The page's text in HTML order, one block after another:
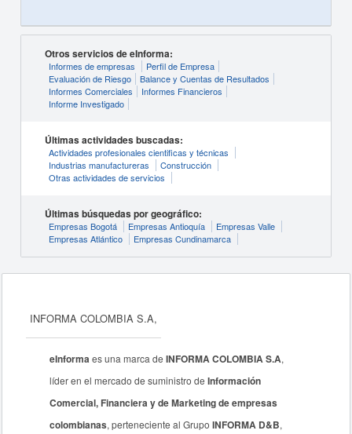
Otros servicios de eInforma:
Informes de empresas
Perfil de Empresa
Evaluación de Riesgo
Balance y Cuentas de Resultados
Informes Comerciales
Informes Financieros
Informe Investigado
Últimas actividades buscadas:
Actividades profesionales cientificas y técnicas
Industrias manufactureras
Construcción
Otras actividades de servicios
Últimas búsquedas por geográfico:
Empresas Bogotá Empresas Antioquía
Empresas Valle
Empresas Atlántico
Empresas Cundinamarca
INFORMA COLOMBIA S.A,
eInformaes una marca deINFORMA COLOMBIA S.A,
líder en el mercado de suministro deInformación
Comercial, Financiera y de Marketing de empresas
colombianas, perteneciente al GrupoINFORMA D&B,